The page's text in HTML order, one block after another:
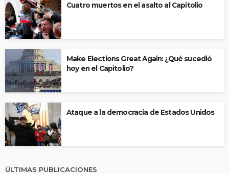
Cuatro muertos en el asalto al Capitolio
Make Elections Great Again: ¿Qué sucedió
hoy en el Capitolio?
Ataque a la democracia de Estados Unidos
ÚLTIMAS PUBLICACIONES